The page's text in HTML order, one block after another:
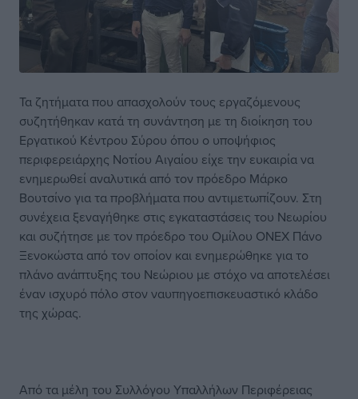
Τα ζητήματα που απασχολούν τους εργαζόμενους
συζητήθηκαν κατά τη συνάντηση με τη διοίκηση του
Εργατικού Κέντρου Σύρου όπου ο υποψήφιος
περιφερειάρχης Νοτίου Αιγαίου είχε την ευκαιρία να
ενημερωθεί αναλυτικά από τον πρόεδρο Μάρκο
Βουτσίνο για τα προβλήματα που αντιμετωπίζουν. Στη
συνέχεια ξεναγήθηκε στις εγκαταστάσεις του Νεωρίου
και συζήτησε με τον πρόεδρο του Ομίλου ONEX Πάνο
Ξενοκώστα από τον οποίον και ενημερώθηκε για το
πλάνο ανάπτυξης του Νεώριου με στόχο να αποτελέσει
έναν ισχυρό πόλο στον ναυπηγοεπισκευαστικό κλάδο
της χώρας.
Από τα μέλη του Συλλόγου Υπαλλήλων Περιφέρειας